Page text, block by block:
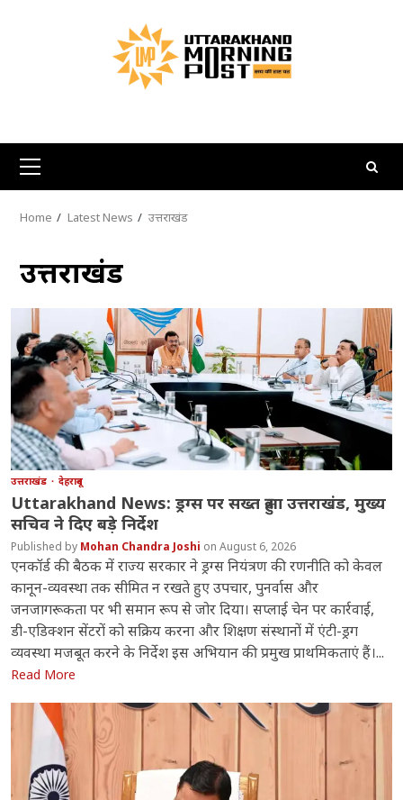
Primary
Menu
Home Latest News उत्तराखंड
उत्तराखंड
उत्तराखंड देहरादून
Uttarakhand News: ड्रग्स पर सख्त हुआ उत्तराखंड, मुख्य
सचिव ने दिए बड़े निर्देश
Mohan Chandra Joshi August 6, 2026
एनकॉर्ड की बैठक में राज्य सरकार ने ड्रग्स नियंत्रण की रणनीति को केवल
कानून-व्यवस्था तक सीमित न रखते हुए उपचार, पुनर्वास और
जनजागरूकता पर भी समान रूप से जोर दिया। सप्लाई चेन पर कार्रवाई,
डी-एडिक्शन सेंटरों को सक्रिय करना और शिक्षण संस्थानों में एंटी-ड्रग
व्यवस्था मजबूत करने के निर्देश इस अभियान की प्रमुख प्राथमिकताएं हैं।...
Read More